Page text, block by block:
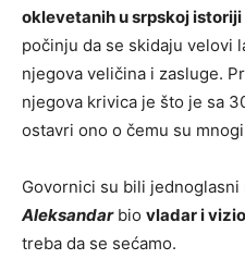
oklevetanih u srpskoj istoriji
počinju da se skidaju velovi
njegova veličina i zasluge.
njegova krivica je što je sa
ostavri ono o čemu su
Govornici su bili jednoglasni
Aleksandarbio vladar i
treba da se sećamo.